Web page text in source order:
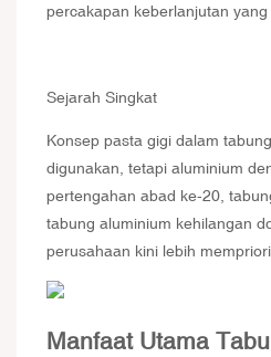
percakapan keberlanjutan
Sejarah Singkat
Konsep pasta gigi dalam
digunakan, tetapi aluminium
pertengahan abad ke-20,
tabung aluminium kehilangan
perusahaan kini lebih
Manfaat Utama